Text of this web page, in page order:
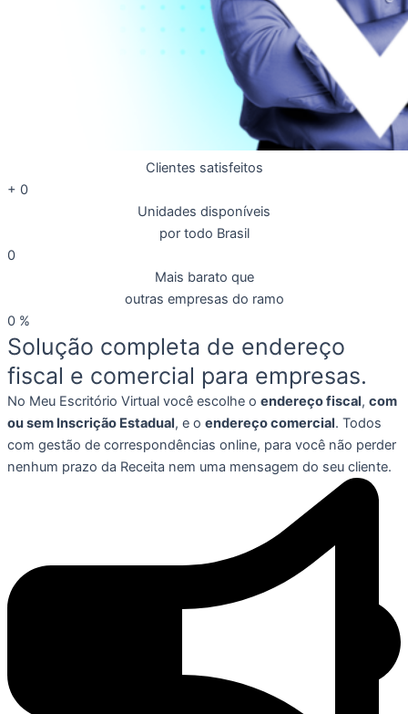
Clientes satisfeitos
+ 0
Unidades disponíveis
por todo Brasil
0
Mais barato que
outras empresas do ramo
0 %
Solução completa de endereço
fiscal e comercial para empresas.
No Meu Escritório Virtual você escolhe o endereço fiscal, com
ou sem Inscrição Estadual, e o endereço comercial. Todos
com gestão de correspondências online, para você não perder
nenhum prazo da Receita nem uma mensagem do seu cliente.